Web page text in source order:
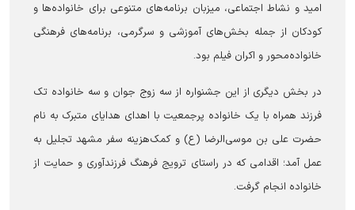
امید و نشاط اجتماعی، میزبان برنامه‌های متنوعی برای خانواده‌ها و
کودکان از جمله بخش‌های آموزشی و سرگرمی، برنامه‌های فرهنگی
خانواده‌محور و اکران فیلم بود.
در بخش دیگری از این جشنواره از سه زوج جوان و سه خانواده تک
فرزند همراه با یک خانواده پرجمعیت با اهدای هدایای متبرک به نام
حضرت علی بن موسی‌الرضا (ع) و کمک‌هزینه سفر مشهد تجلیل به
عمل آمد؛ اقدامی که در راستای ترویج فرهنگ فرزندآوری و حمایت از
خانواده انجام گرفت.